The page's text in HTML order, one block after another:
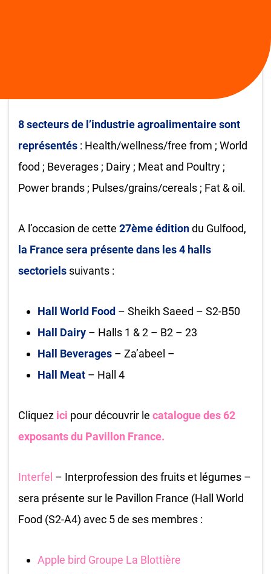
8 secteurs de l’industrie agroalimentaire sont
représentés : Health/wellness/free from ; World
food ; Beverages ; Dairy ; Meat and Poultry ;
Power brands ; Pulses/grains/cereals ; Fat & oil.
A l’occasion de cette 27ème éditiondu Gulfood,
la France sera présente dans les 4 halls
sectoriels suivants :
Hall World Food – Sheikh Saeed – S2-B50
Hall Dairy – Halls 1 & 2 – B2 – 23
Hall Beverages – Za’abeel –
Hall Meat – Hall 4
Cliquez ici pour découvrir le catalogue des 62
exposants du Pavillon France.
Interfel – Interprofession des fruits et légumes –
sera présente sur le Pavillon France (Hall World
Food (S2-A4) avec 5 de ses membres :
Apple bird Groupe La Blottière